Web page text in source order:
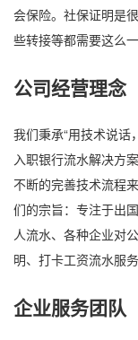
会保险。社保证明是
些转接等都需要这么一
公司经营理念
我们秉承“用技术说话
入职银行流水解决方
不断的完善技术流程
们的宗旨：专注于出
人流水、各种企业对
明、打卡工资流水服务
企业服务团队